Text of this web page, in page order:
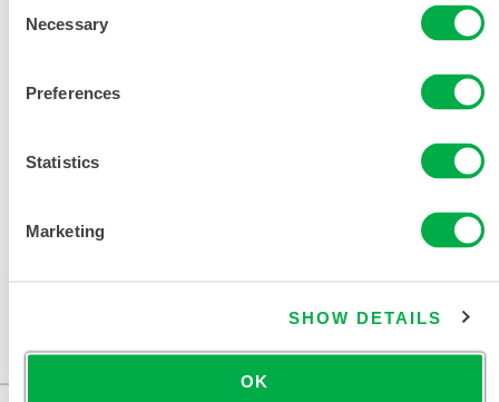
Selection
Necessary
Preferences
Statistics
Marketing
SHOW DETAILS
OK
销售区域包括：墨西哥、南美洲、欧洲、印度、大洋洲、
非洲、中东、南极洲、俄罗斯。
此产品通常不在您所在的区域销售。您可以在页面顶部
更改您的区域。